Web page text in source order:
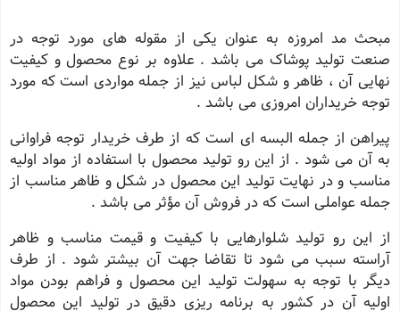
مبحث مد امروزه به عنوان یکی از مقوله های مورد توجه در
صنعت تولید پوشاک می باشد . علاوه بر نوع محصول و کیفیت
نهایی آن ، ظاهر و شکل لباس نیز از جمله مواردی است که مورد
توجه خریداران امروزی می باشد .
پیراهن از جمله البسه ای است که از طرف خریدار توجه فراوانی
به آن می شود . از این رو تولید محصول با استفاده از مواد اولیه
مناسب و در نهایت تولید این محصول در شکل و ظاهر مناسب از
جمله عواملی است که در فروش آن مؤثر می باشد .
از این رو تولید شلوارهایی با کیفیت و قیمت مناسب و ظاهر
آراسته سبب می شود تا تقاضا جهت آن بیشتر شود . از طرف
دیگر با توجه به سهولت تولید این محصول و فراهم بودن مواد
اولیه آن در کشور به برنامه ریزی دقیق در تولید این محصول